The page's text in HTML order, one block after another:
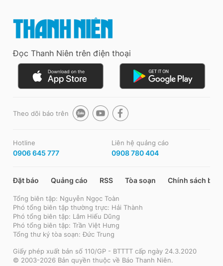
Đọc Thanh Niên trên điện thoại
Theo dõi báo trên
Hotline
0906 645 777
Liên hệ quảng cáo
0908 780 404
Đặt báo Quảng cáo RSS Tòa soạn Chính sách bảo
Tổng biên tập: Nguyễn Ngọc Toàn
Phó tổng biên tập thường trực: Hải Thành
Phó tổng biên tập: Lâm Hiếu Dũng
Phó tổng biên tập: Trần Việt Hưng
Tổng thư ký tòa soạn: Đức Trung
Giấy phép xuất bản số 110/GP - BTTTT cấp ngày 24.3.2020
© 2003-2026 Bản quyền thuộc về Báo Thanh Niên.